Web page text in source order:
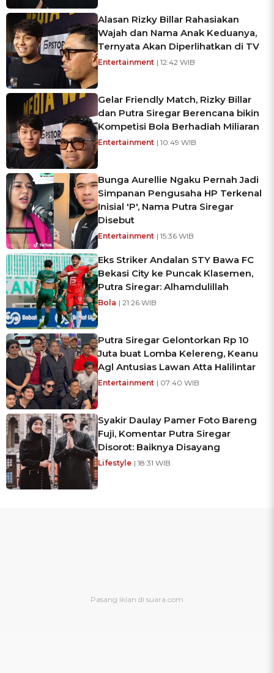
Alasan Rizky Billar Rahasiakan
Wajah dan Nama Anak Keduanya,
Ternyata Akan Diperlihatkan di TV
Entertainment | 12:42 WIB
Gelar Friendly Match, Rizky Billar
dan Putra Siregar Berencana bikin
Kompetisi Bola Berhadiah Miliaran
Entertainment | 10:49 WIB
Bunga Aurellie Ngaku Pernah Jadi
Simpanan Pengusaha HP Terkenal
Inisial 'P', Nama Putra Siregar
Disebut
Entertainment | 15:36 WIB
Eks Striker Andalan STY Bawa FC
Bekasi City ke Puncak Klasemen,
Putra Siregar: Alhamdulillah
Bola | 21:26 WIB
Putra Siregar Gelontorkan Rp 10
Juta buat Lomba Kelereng, Keanu
Agl Antusias Lawan Atta Halilintar
Entertainment | 07:40 WIB
Syakir Daulay Pamer Foto Bareng
Fuji, Komentar Putra Siregar
Disorot: Baiknya Disayang
Lifestyle | 18:31 WIB